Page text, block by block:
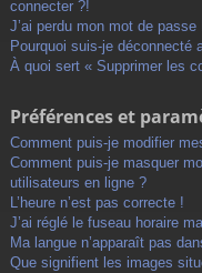
connecter ?!
J’ai perdu mon mot de passe
Pourquoi suis-je déconnecté
À quoi sert « Supprimer les
Préférences et
Comment puis-je modifier
Comment puis-je masquer
utilisateurs en ligne ?
L’heure n’est pas correcte !
J’ai réglé le fuseau horaire
Ma langue n’apparaît pas
Que signifient les images